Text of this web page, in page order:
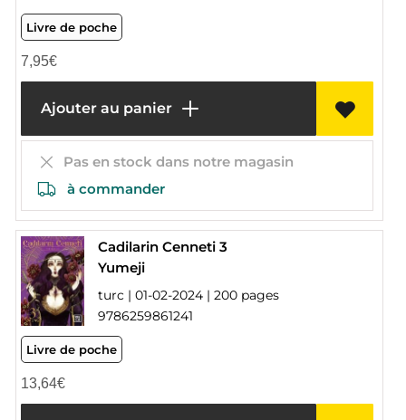
Livre de poche
7,95€
Ajouter au panier
Pas en stock dans notre magasin
à commander
Cadilarin Cenneti 3
Yumeji
turc | 01-02-2024 | 200 pages
9786259861241
Livre de poche
13,64€